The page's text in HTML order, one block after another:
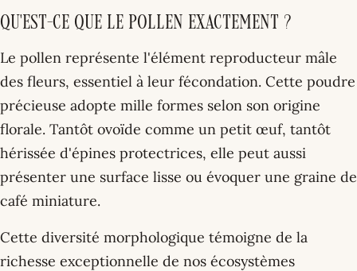
Qu'est-ce que le pollen exactement ?
Le pollen représente l'élément reproducteur mâle
des fleurs, essentiel à leur fécondation. Cette poudre
précieuse adopte mille formes selon son origine
florale. Tantôt ovoïde comme un petit œuf, tantôt
hérissée d'épines protectrices, elle peut aussi
présenter une surface lisse ou évoquer une graine de
café miniature.
Cette diversité morphologique témoigne de la
richesse exceptionnelle de nos écosystèmes